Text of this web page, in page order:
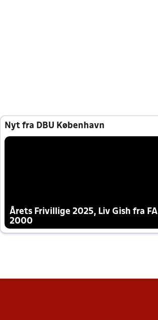
Nyt fra DBU København
Årets Frivillige 2025, Liv Gish fra FA
2000